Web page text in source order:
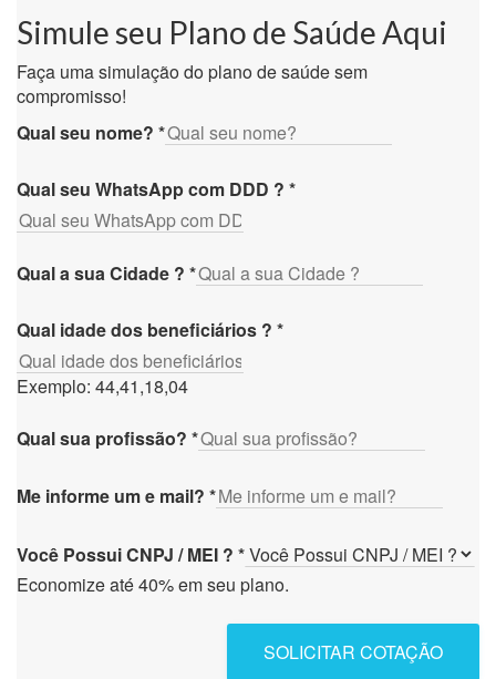
Simule seu Plano de Saúde Aqui
Faça uma simulação do plano de saúde sem
compromisso!
Qual seu nome? *
Qual seu WhatsApp com DDD ? *
Qual a sua Cidade ? *
Qual idade dos beneficiários ? *
Exemplo: 44,41,18,04
Qual sua profissão? *
Me informe um e mail? *
Você Possui CNPJ / MEI ? *
Economize até 40% em seu plano.
SOLICITAR COTAÇÃO